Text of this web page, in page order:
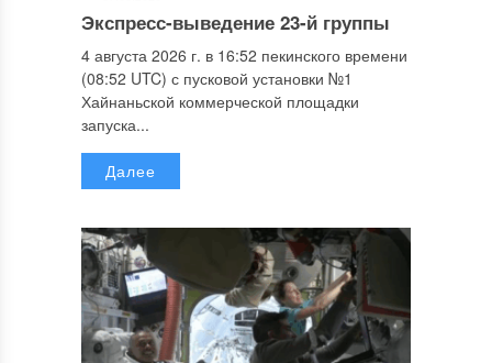
Экспресс-выведение 23-й группы
4 августа 2026 г. в 16:52 пекинского времени
(08:52 UTC) с пусковой установки №1
Хайнаньской коммерческой площадки
запуска...
Далее